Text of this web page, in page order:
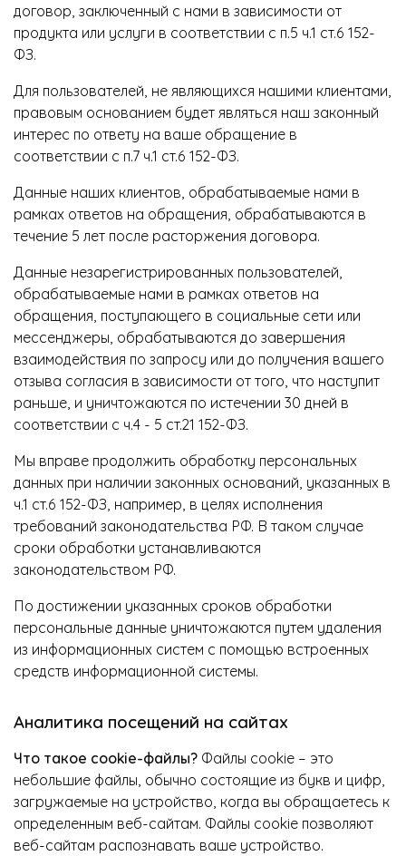
договор, заключенный с нами в зависимости от
продукта или услуги в соответствии с п.5 ч.1 ст.6 152-
ФЗ.
Для пользователей, не являющихся нашими клиентами,
правовым основанием будет являться наш законный
интерес по ответу на ваше обращение в
соответствии с п.7 ч.1 ст.6 152-ФЗ.
Данные наших клиентов, обрабатываемые нами в
рамках ответов на обращения, обрабатываются в
течение 5 лет после расторжения договора.
Данные незарегистрированных пользователей,
обрабатываемые нами в рамках ответов на
обращения, поступающего в социальные сети или
мессенджеры, обрабатываются до завершения
взаимодействия по запросу или до получения вашего
отзыва согласия в зависимости от того, что наступит
раньше, и уничтожаются по истечении 30 дней в
соответствии с ч.4 - 5 ст.21 152-ФЗ.
Мы вправе продолжить обработку персональных
данных при наличии законных оснований, указанных в
ч.1 ст.6 152-ФЗ, например, в целях исполнения
требований законодательства РФ. В таком случае
сроки обработки устанавливаются
законодательством РФ.
По достижении указанных сроков обработки
персональные данные уничтожаются путем удаления
из информационных систем с помощью встроенных
средств информационной системы.
Аналитика посещений на сайтах
Что такое cookie-файлы? Файлы cookie – это
небольшие файлы, обычно состоящие из букв и цифр,
загружаемые на устройство, когда вы обращаетесь к
определенным веб-сайтам. Файлы cookie позволяют
веб-сайтам распознавать ваше устройство.